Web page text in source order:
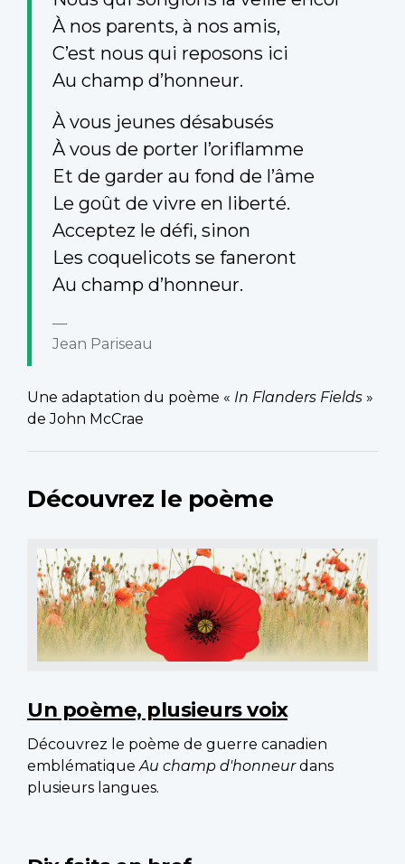
À nos parents, à nos amis,
C’est nous qui reposons ici
Au champ d’honneur.
À vous jeunes désabusés
À vous de porter l’oriflamme
Et de garder au fond de l’âme
Le goût de vivre en liberté.
Acceptez le défi, sinon
Les coquelicots se faneront
Au champ d’honneur.
Jean Pariseau
Une adaptation du poème « In Flanders Fields »
de John McCrae
Découvrez le poème
Un poème, plusieurs voix
Découvrez le poème de guerre canadien
emblématique Au champ d'honneurdans
plusieurs langues.